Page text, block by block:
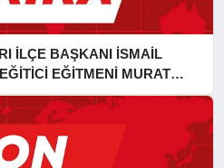
İLÇE BAŞKANI İSMAİL
EĞİTMENİ MURAT